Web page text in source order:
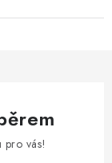
pro vás!